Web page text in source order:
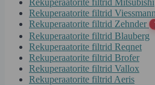
Rekuperaatorite filtrid Mitsubishi
Rekuperaatorite filtrid Viessmann
Rekuperaatorite filtrid Zehnder
Rekuperaatorite filtrid Blauberg
Rekuperaatorite filtrid Reqnet
Rekuperaatorite filtrid Brofer
Rekuperaatorite filtrid Vallox
Rekuperaatorite filtrid Aeris